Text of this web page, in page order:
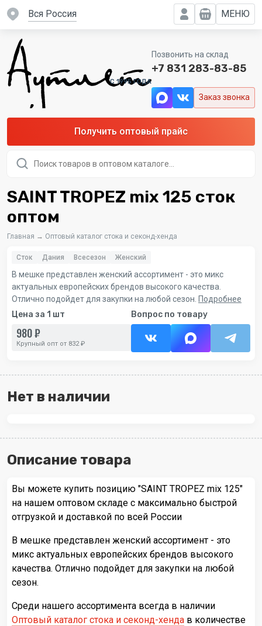
вся Россия МЕНЮ
C 1995 ГОДА
Позвонить на склад
+7 831 283-83-85
Заказ звонка
Получить оптовый прайс
товаров
SAINT TROPEZ mix 125 сток
оптом
Главная → Оптовый каталог стока и секонд-хенда
Сток Дания Всесезон Женский
В мешке представлен женский ассортимент - это микс
актуальных европейских брендов высокого качества.
Отлично подойдет для закупки на любой сезон. Подробнее
Цена за 1 шт
980 ₽
Крупный опт от 832 ₽
Вопрос по товару
Нет в наличии
Описание товара
Вы можете купить позицию "SAINT TROPEZ mix 125"
на нашем оптовом складе с максимально быстрой
отгрузкой и доставкой по всей России
В мешке представлен женский ассортимент - это
микс актуальных европейских брендов высокого
качества. Отлично подойдет для закупки на любой
сезон.
Среди нашего ассортимента всегда в наличии
Оптовый каталог стока и секонд-хенда в количестве